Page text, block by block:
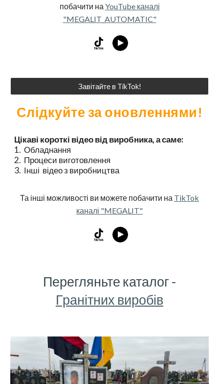
побачити на YouTube каналі
"MEGALIT_AUTOMATIC"
Завітайте в TikTok!
Слідкуйте за оновленнями!
Цікаві короткі відео від виробника, а саме:
1. Обладнання
2. Процеси виготовлення
3. Інші відео з виробництва
Та інші можливості ви можете побачити на TikTok
каналі "MEGALIT"
Перегляньте каталог -
Гранітних виробів